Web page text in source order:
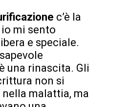
c’è la
mi sento
e speciale.
una rinascita. Gli
non si
malattia, ma